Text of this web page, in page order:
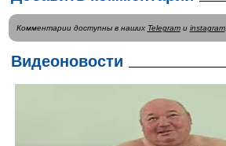
Комментарии доступны в наших Telegramи instagram.
Видеоновости